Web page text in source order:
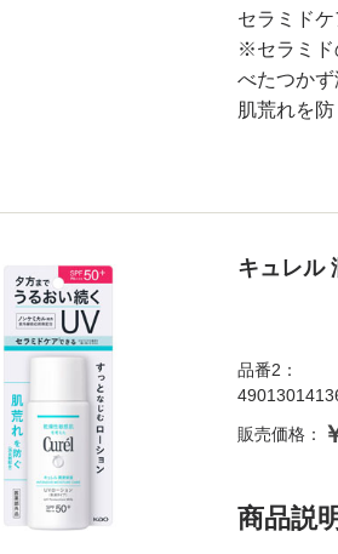
セラミド
※セラミド
べたつか
肌荒れを防
キュレル
品番2：
販売価格：
商品説